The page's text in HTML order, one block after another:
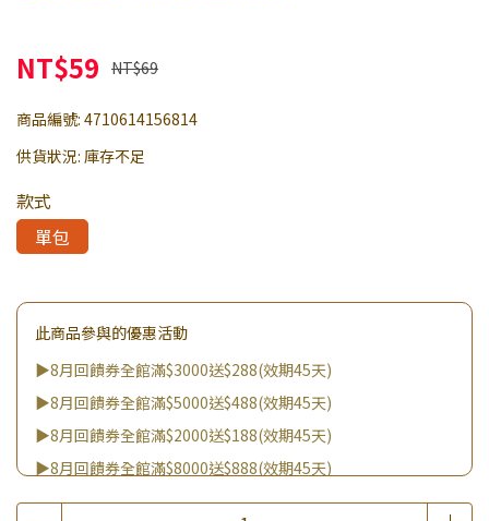
NT$59 NT$69
商品編號: 4710614156814
供貨狀況: 庫存不足
款式
單包
此商品參與的優惠活動
▶8月回饋券全館滿$3000送$288(效期45天)
▶8月回饋券全館滿$5000送$488(效期45天)
▶8月回饋券全館滿$2000送$188(效期45天)
▶8月回饋券全館滿$8000送$888(效期45天)
▶8/8王國雙饗日 全館9折